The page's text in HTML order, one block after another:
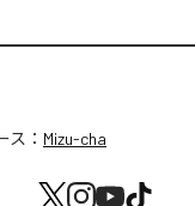
ス： Mizu-cha